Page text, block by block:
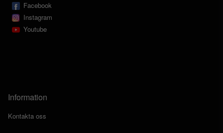
Facebook
Instagram
Youtube
Information
Kontakta oss